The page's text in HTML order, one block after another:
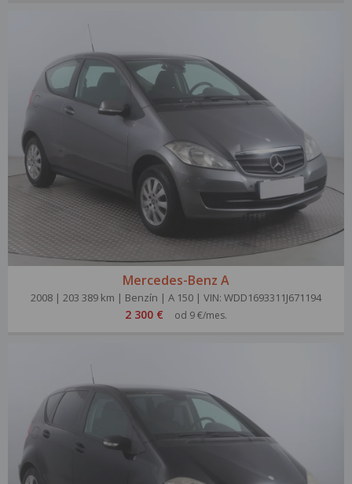
Mercedes-Benz A
2008 | 203 389 km | Benzín | A 150 | VIN: WDD1693311J671194
2 300 € od 9 €/mes.